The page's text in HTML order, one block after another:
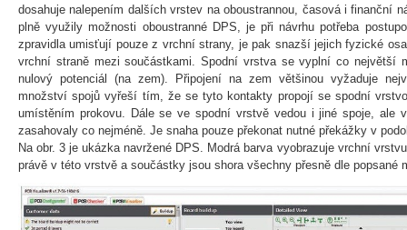
dosahuje nalepením dalších vrstev na oboustrannou, časová i finanční
plně využily možnosti oboustranné DPS, je při návrhu potřeba
zpravidla umisťují pouze z vrchní strany, je pak snazší jejich fyzické
vrchní straně mezi součástkami. Spodní vrstva se vyplní co největší
nulový potenciál (na zem). Připojení na zem většinou vyžaduje
množství spojů vyřeší tím, že se tyto kontakty propojí se spodní
umístěním prokovu. Dále se ve spodní vrstvě vedou i jiné spoje, ale
zasahovaly co nejméně. Je snaha pouze překonat nutné překážky v
Na obr. 3 je ukázka navržené DPS. Modrá barva vyobrazuje vrchní
právě v této vrstvě a součástky jsou shora všechny přesně dle popsané